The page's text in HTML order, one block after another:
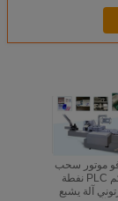
موتور سحب
تحكم PLC نفطة
آلة يشبع